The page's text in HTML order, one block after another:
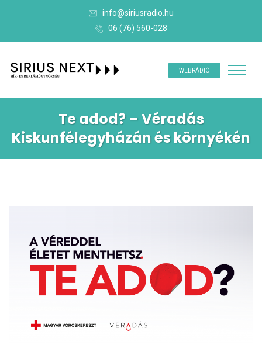
info@siriusradio.hu
06 (76) 560-028
WEBRÁDIÓ
Te adod? – Véradás
Kiskunfélegyházán és környékén